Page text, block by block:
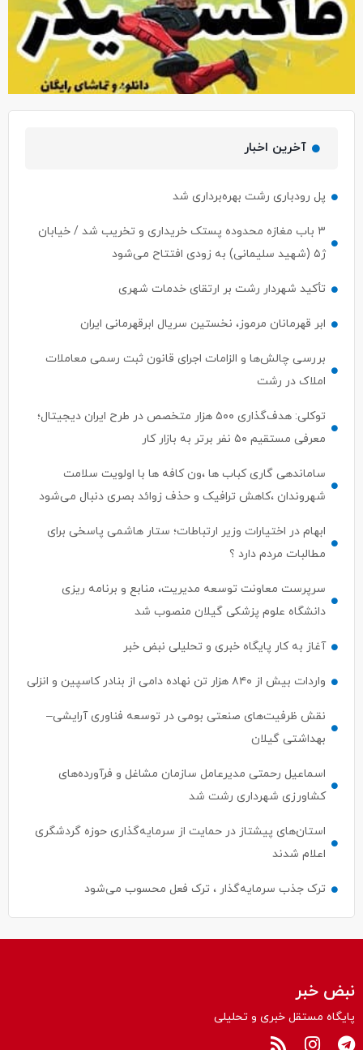
آخرین اخبار
پل رودباری رشت بهره‌برداری شد
۳ باب مغازه محدوده پستک خریداری و تخریب شد / خیابان
ژ۵ (شهید سلیمانی) به زودی افتتاح می‌شود
تأکید شهردار رشت بر ارتقای خدمات شهری
ابر قهرمانان مرموز، نخستین سریال ابرقهرمانی ایران
بررسی چالش‌ها و الزامات اجرای قانون ثبت رسمی معاملات
املاک در رشت
توکلی: هدف‌گذاری ۵۰۰ هزار متخصص در طرح ایران دیجیتال؛
معرفی مستقیم ۵۰ نفر برتر به بازار کار
ساماندهی گاری کباب ها ،ون کافه ها با اولویت سلامت
شهروندان ،کاهش ترافیک و حذف زوائد بصری دنبال می‌شود
ابهام در اختیارات وزیر ارتباطات؛ ستار هاشمی پاسخی برای
مطالبات مردم دارد ؟
سرپرست معاونت توسعه مدیریت، منابع و برنامه ریزی
دانشگاه علوم پزشکی گیلان منصوب شد
آغاز به کار پایگاه خبری و تحلیلی نبض خبر
واردات بیش از ۸۴۰ هزار تن نهاده دامی از بنادر كاسپین و انزلی
نقش ظرفیت‌های صنعتی بومی در توسعه فناوری آرایشی–
بهداشتی گیلان
اسماعیل رحمتی مدیرعامل سازمان مشاغل و فرآورده‌های
کشاورزی شهرداری رشت شد
استان‌های پیشتاز در حمایت از سرمایه‌گذاری حوزه گردشگری
اعلام شدند
ترک جذب سرمایه‌گذار ، ترک فعل محسوب می‌شود
نبض خبر
پایگاه مستقل خبری و تحلیلی